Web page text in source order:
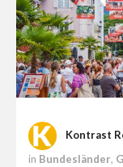
Kontrast
in Bundesländer,